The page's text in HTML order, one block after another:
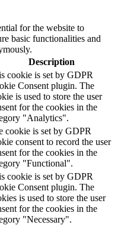
for the website to
basic functionalities and
Description
cookie is set by GDPR
Consent plugin. The
is used to store the user
for the cookies in the
"Analytics".
cookie is set by GDPR
consent to record the user
for the cookies in the
"Functional".
cookie is set by GDPR
Consent plugin. The
is used to store the user
for the cookies in the
"Necessary".